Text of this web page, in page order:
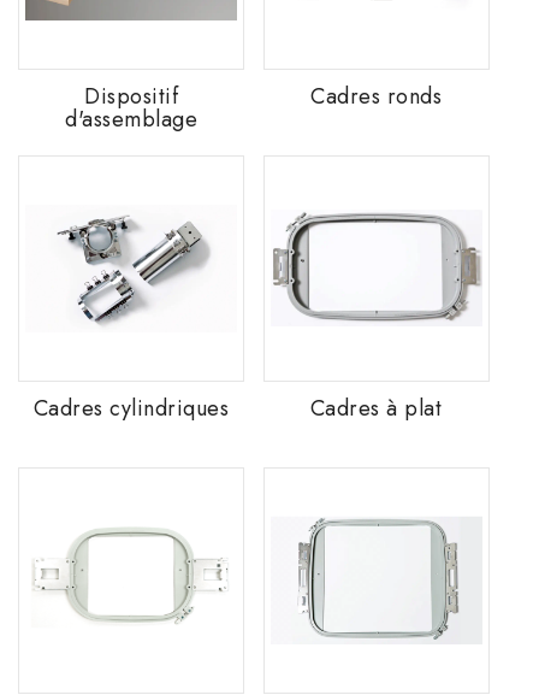
Dispositif
d'assemblage
Cadres ronds
Cadres cylindriques Cadres à plat